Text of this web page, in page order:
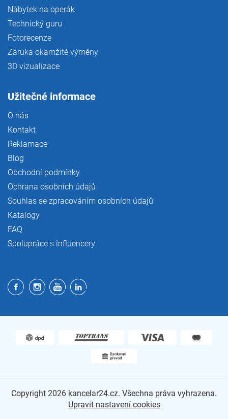
Nábytek na operák
Technický guru
Fotorecenze
Záruka okamžité výměny
3D vizualizace
Užitečné informace
O nás
Kontakt
Reklamace
Blog
Obchodní podmínky
Ochrana osobních údajů
Souhlas se zpracováním osobních údajů
Katalogy
FAQ
Spolupráce s influencery
Copyright 2026 kancelar24.cz. Všechna práva vyhrazena.
Upravit nastavení cookies